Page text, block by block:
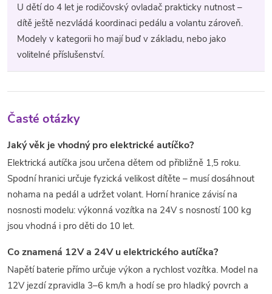
U dětí do 4 let je rodičovský ovladač prakticky nutnost –
dítě ještě nezvládá koordinaci pedálu a volantu zároveň.
Modely v kategorii ho mají buď v základu, nebo jako
volitelné příslušenství.
Časté otázky
Jaký věk je vhodný pro elektrické autíčko?
Elektrická autíčka jsou určena dětem od přibližně 1,5 roku.
Spodní hranici určuje fyzická velikost dítěte – musí dosáhnout
nohama na pedál a udržet volant. Horní hranice závisí na
nosnosti modelu: výkonná vozítka na 24V s nosností 100 kg
jsou vhodná i pro děti do 10 let.
Co znamená 12V a 24V u elektrického autíčka?
Napětí baterie přímo určuje výkon a rychlost vozítka. Model na
12V jezdí zpravidla 3–6 km/h a hodí se pro hladký povrch a